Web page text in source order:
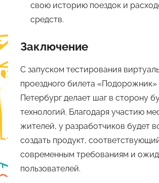
свою историю поездок и
средств.
Заключение
С запуском тестирования
проездного билета «Подорожник»
Петербург делает шаг в сторону
технологий. Благодаря участию
жителей, у разработчиков будет
создать продукт,
современным требованиям и
пользователей.